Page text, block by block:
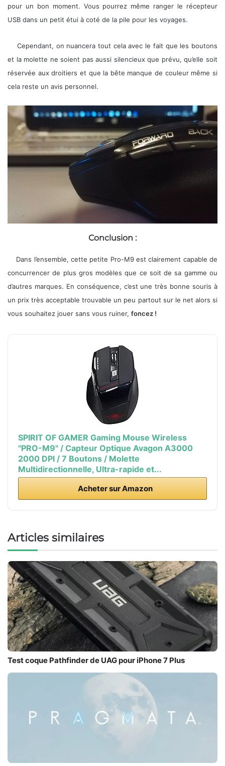
pour un bon moment. Vous pourrez même ranger le récepteur
USB dans un petit étui à coté de la pile pour les voyages.
Cependant, on nuancera tout cela avec le fait que les boutons
et la molette ne soient pas aussi silencieux que prévu, qu’elle soit
réservée aux droitiers et que la bête manque de couleur même si
cela reste un avis personnel.
Conclusion :
Dans l’ensemble, cette petite Pro-M9 est clairement capable de
concurrencer de plus gros modèles que ce soit de sa gamme ou
d’autres marques. En conséquence, c’est une très bonne souris à
un prix très acceptable trouvable un peu partout sur le net alors si
vous souhaitez jouer sans vous ruiner, foncez !
SPIRIT OF GAMER Gaming Mouse Wireless
"PRO-M9" / Capteur Optique Avagon A3000
2000 DPI / 7 Boutons / Molette
Multidirectionnelle, Ultra-rapide et...
Acheter sur Amazon
Articles similaires
Test coque Pathfinder de UAG pour iPhone 7 Plus